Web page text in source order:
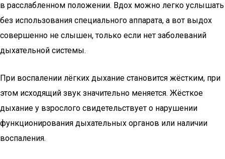
в расслабленном положении. Вдох можно легко услышать
без использования специального аппарата, а вот выдох
совершенно не слышен, только если нет заболеваний
дыхательной системы.
При воспалении лёгких дыхание становится жёстким, при
этом исходящий звук значительно меняется. Жёсткое
дыхание у взрослого свидетельствует о нарушении
функционирования дыхательных органов или наличии
воспаления.